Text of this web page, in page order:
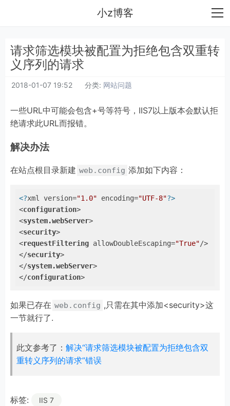
小z博客
请求筛选模块被配置为拒绝包含双重转
义序列的请求
2018-01-07 19:52 分类: 网站问题
一些URL中可能会包含+号等符号，IIS7以上版本会默认拒
绝请求此URL而报错。
解决办法
在站点根目录新建 web.config 添加如下内容：
<?xml version="1.0" encoding="UTF-8"?>
<configuration>
<system.webServer>
<security>
<requestFiltering allowDoubleEscaping="True"/>
</security>
</system.webServer>
</configuration>
如果已存在 web.config ,只需在其中添加<security>这
一节就行了.
此文参考了： 解决“请求筛选模块被配置为拒绝包含双
重转义序列的请求”错误
标签: IIS 7